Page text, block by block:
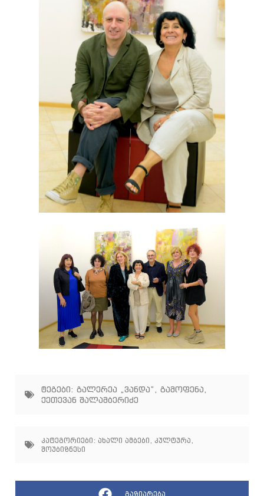
ტეგები: გალერეა „ვანდა”, გამოფენა,
ქეთევან შალამბერიძე
კატეგორიები: ახალი ამბები კულტურა
შოუბიზნესი
გაზიარება